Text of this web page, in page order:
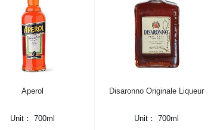
Aperol
Unit：
700ml
Disaronno Originale Liqueur
Unit：
700ml